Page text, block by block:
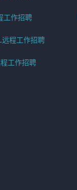
工作招聘
程工作招聘
工作招聘